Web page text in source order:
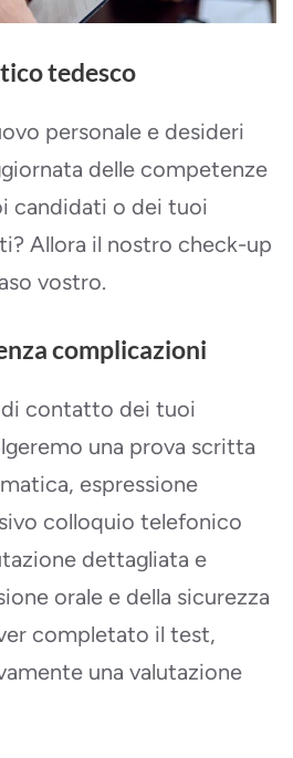
tedesco
personale e desideri
delle competenze
candidati o dei tuoi
Allora il nostro check-up
vostro.
complicazioni
contatto dei tuoi
una prova scritta
espressione
colloquio telefonico
dettagliata e
orale e della sicurezza
completato il test,
una valutazione